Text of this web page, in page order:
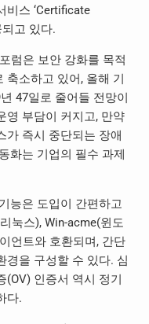
비스 ‘Certificate
고 있다.
럼은 보안 강화를 목적
소하고 있어, 올해 기
47일로 줄어들 전망이
영 부담이 커지고, 만약
가 즉시 중단되는 장애
화는 기업의 필수 과제
능은 도입이 간편하고
눅스), Win-acme(윈도
언트와 호환되며, 간단
경을 구성할 수 있다. 심
인증서 역시 정기
다.